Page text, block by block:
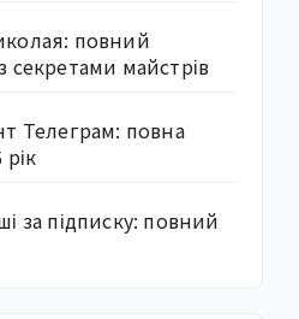
повний
секретами майстрів
Телеграм: повна
за підписку: повний